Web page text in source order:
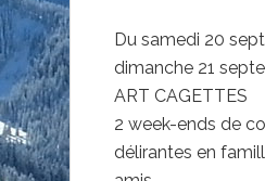
Du samedi 20
dimanche 21
ART CAGETTES
2 week-ends de
délirantes en